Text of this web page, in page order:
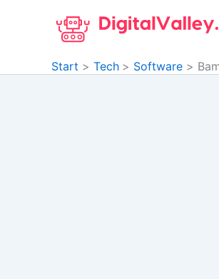
Start Tech Software